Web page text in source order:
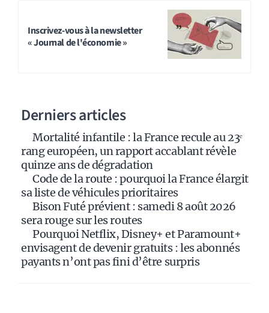
Inscrivez-vous à la newsletter
« Journal de l'économie »
Derniers articles
Mortalité infantile : la France recule au 23ᵉ
rang européen, un rapport accablant révèle
quinze ans de dégradation
Code de la route : pourquoi la France élargit
sa liste de véhicules prioritaires
Bison Futé prévient : samedi 8 août 2026
sera rouge sur les routes
Pourquoi Netflix, Disney+ et Paramount+
envisagent de devenir gratuits : les abonnés
payants n’ont pas fini d’être surpris